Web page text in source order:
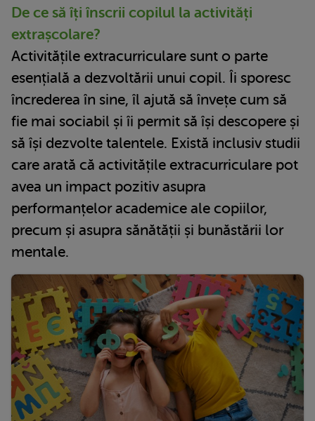
De ce să îți înscrii copilul la activități
extrașcolare?
Activitățile extracurriculare sunt o parte
esențială a dezvoltării unui copil. Îi sporesc
încrederea în sine, îl ajută să învețe cum să
fie mai sociabil și îi permit să își descopere și
să își dezvolte talentele. Există inclusiv studii
care arată că activitățile extracurriculare pot
avea un impact pozitiv asupra
performanțelor academice ale copiilor,
precum și asupra sănătății și bunăstării lor
mentale.